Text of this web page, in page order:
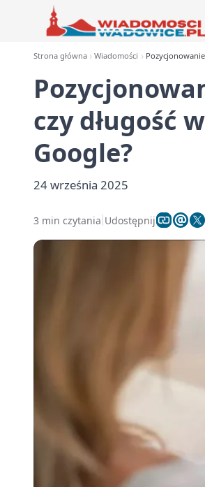
Strona główna Wiadomości
czy długość
Google?
24 września 2025
3 min czytania Udostępnij